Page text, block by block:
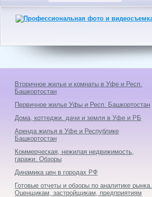
Вторичное жилье и комнаты в Уфе и Респ.
Башкортостан
Первичное жилье Уфы и Респ. Башкортостан
Дома, коттеджи. дачи и земля в Уфе и РБ
Аренда жилья в Уфе и Республике
Башкортостан
Коммерческая, нежилая недвижимость,
гаражи. Обзоры
Динамика цен в городах РФ
Готовые отчеты и обзоры по аналитике рынка.
Оценщикам, застройщикам, предприятиям